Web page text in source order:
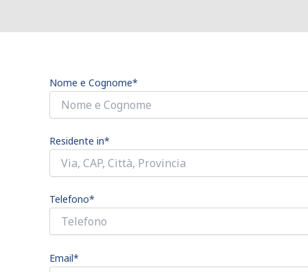
Nome e Cognome*
Residente in*
Telefono*
Email*